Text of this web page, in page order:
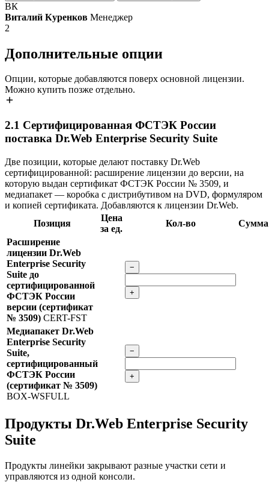
ВК
Виталий Куренков Менеджер
2
Дополнительные опции
Опции, которые добавляются поверх основной лицензии.
Можно купить позже отдельно.
2.1 Сертифицированная ФСТЭК России
поставка Dr.Web Enterprise Security Suite
Две позиции, которые делают поставку Dr.Web
сертифицированной: расширение лицензии до версии, на
которую выдан сертификат ФСТЭК России № 3509, и
медиапакет — коробка с дистрибутивом на DVD, формуляром
и копией сертификата. Добавляются к лицензии Dr.Web.
Позиция
Цена
за ед.
Кол-во
Сумма
Расширение
лицензии Dr.Web
Enterprise Security
Suite до
сертифицированной
ФСТЭК России
версии (сертификат
№ 3509) CERT-FST
−
+
Медиапакет Dr.Web
Enterprise Security
Suite,
сертифицированный
ФСТЭК России
(сертификат № 3509)
BOX-WSFULL
−
+
Продукты Dr.Web Enterprise Security
Suite
Продукты линейки закрывают разные участки сети и
управляются из одной консоли.